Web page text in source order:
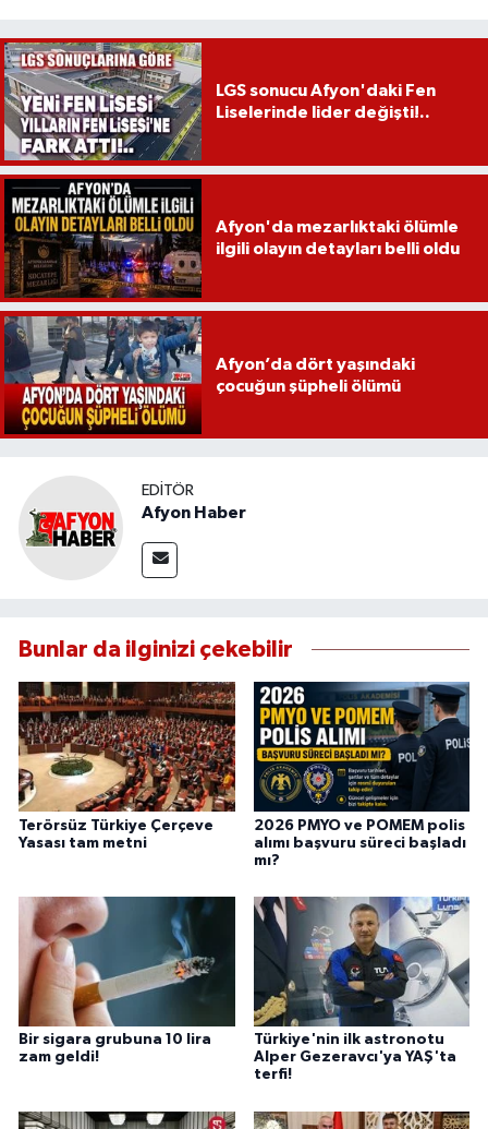
LGS sonucu Afyon'daki Fen
Liselerinde lider değişti!..
Afyon'da mezarlıktaki ölümle
ilgili olayın detayları belli oldu
Afyon’da dört yaşındaki
çocuğun şüpheli ölümü
EDITÖR
Afyon Haber
Bunlar da ilginizi çekebilir
Terörsüz Türkiye Çerçeve
Yasası tam metni
2026 PMYO ve POMEM polis
alımı başvuru süreci başladı
mı?
Bir sigara grubuna 10 lira
zam geldi!
Türkiye'nin ilk astronotu
Alper Gezeravcı'ya YAŞ'ta
terfi!